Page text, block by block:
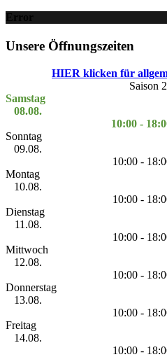
Error
Unsere Öffnungszeiten
HIER klicken für
Saison
Samstag
08.08.
10:00 -
Sonntag
09.08.
10:00 -
Montag
10.08.
10:00 -
Dienstag
11.08.
10:00 -
Mittwoch
12.08.
10:00 -
Donnerstag
13.08.
10:00 -
Freitag
14.08.
10:00 -